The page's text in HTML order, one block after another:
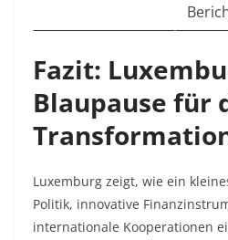
Fazit:
Blaupause für
Luxemburg zeigt, wie ein
Politik, innovative
internationale Kooperationen